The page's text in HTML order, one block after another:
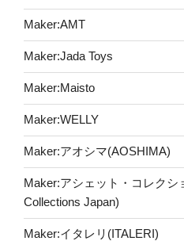
Maker:AMT
Maker:Jada Toys
Maker:Maisto
Maker:WELLY
Maker:アオシマ(AOSHIMA)
Maker:アシェット・コレクシ
Collections Japan)
Maker:イタレリ(ITALERI)